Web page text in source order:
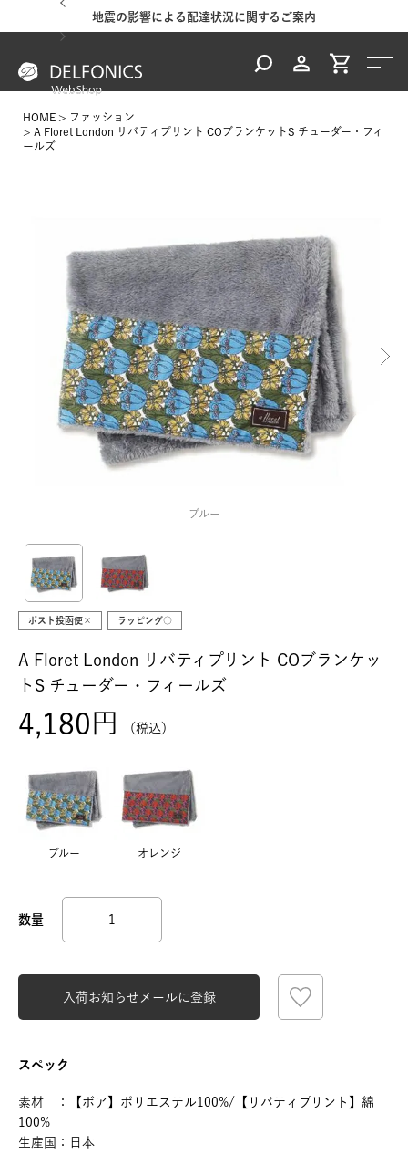
地震の影響による配達状況に関するご案内
HOME
ファッション
A Floret London リバティプリント COブランケットS チューダー・フィ
ールズ
ブルー
ポスト投函便× ラッピング○
A Floret London リバティプリント COブランケッ
トS チューダー・フィールズ
4,180 税込
ブルー オレンジ
入荷お知らせメールに登録
スペック
素材 ：【ボア】ポリエステル100%/【リバティプリント】綿
100%
生産国：日本